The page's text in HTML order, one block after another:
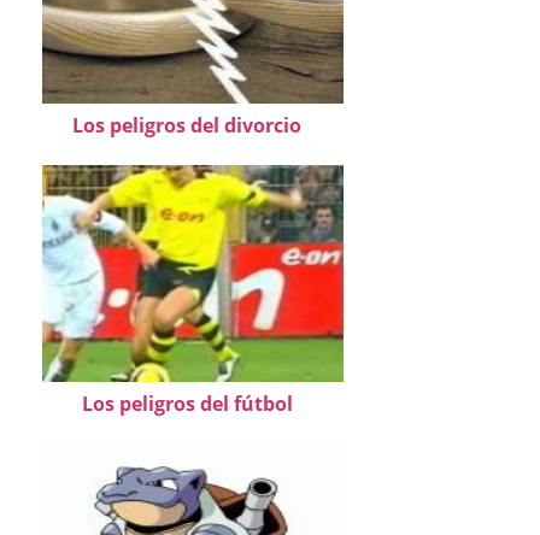
Los peligros del divorcio
Los peligros del fútbol